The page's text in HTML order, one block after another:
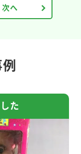
次へ
た